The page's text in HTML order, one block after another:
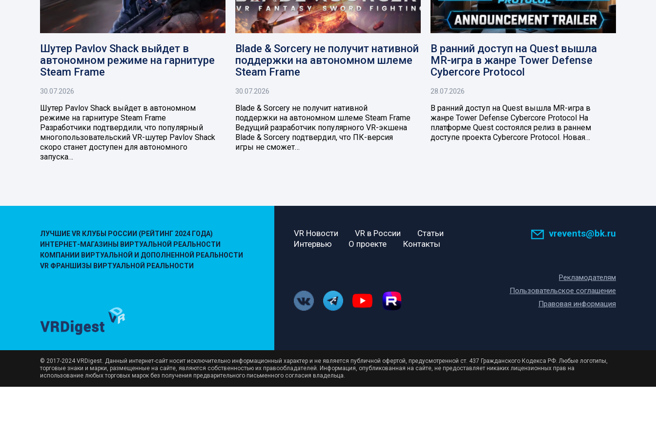
Шутер Pavlov Shack выйдет в
автономном режиме на гарнитуре
Steam Frame
30.07.2026
Шутер Pavlov Shack выйдет в автономном
режиме на гарнитуре Steam Frame
Разработчики подтвердили, что популярный
многопользовательский VR-шутер Pavlov Shack
скоро станет доступен для автономного
запуска…
Blade & Sorcery не получит нативной
поддержки на автономном шлеме
Steam Frame
30.07.2026
Blade & Sorcery не получит нативной
поддержки на автономном шлеме Steam Frame
Ведущий разработчик популярного VR-экшена
Blade & Sorcery подтвердил, что ПК-версия
игры не сможет…
В ранний доступ на Quest вышла
MR-игра в жанре Tower Defense
Cybercore Protocol
28.07.2026
В ранний доступ на Quest вышла MR-игра в
жанре Tower Defense Cybercore Protocol На
платформе Quest состоялся релиз в раннем
доступе проекта Cybercore Protocol. Новая…
ЛУЧШИЕ VR КЛУБЫ РОССИИ (РЕЙТИНГ 2024 ГОДА)
ИНТЕРНЕТ-МАГАЗИНЫ ВИРТУАЛЬНОЙ РЕАЛЬНОСТИ
КОМПАНИИ ВИРТУАЛЬНОЙ И ДОПОЛНЕННОЙ РЕАЛЬНОСТИ
VR ФРАНШИЗЫ ВИРТУАЛЬНОЙ РЕАЛЬНОСТИ
VR Новости VR в России
Статьи
Интервью
О проекте Контакты
vrevents@bk.ru
Рекламодателям
Пользовательское соглашение
Правовая информация
© 2017-2024 VRDigest. Данный интернет-сайт носит исключительно информационный характер и не является публичной офертой, предусмотренной ст. 437 Гражданского Кодекса РФ. Любые логотипы,
торговые знаки и марки, размещенные на сайте, являются собственностью их правообладателей. Информация, опубликованная на сайте, не предоставляет никаких лицензионных прав на
использование любых торговых марок без получения предварительного письменного согласия владельца.